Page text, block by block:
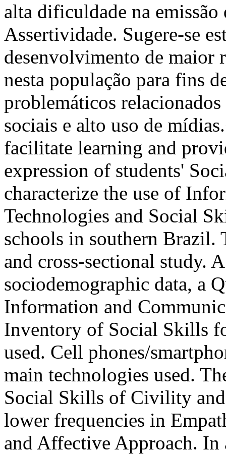
alta dificuldade na
Assertividade. Sugere-se
desenvolvimento de maior
nesta população para fins
problemáticos
sociais e alto uso de
facilitate learning and
expression of students'
characterize the use of
Technologies and Social
schools in southern Brazil.
and cross-sectional study.
sociodemographic data, a
Information and
Inventory of Social Skills
used. Cell phones/
main technologies used.
Social Skills of Civility and
lower frequencies in
and Affective Approach.